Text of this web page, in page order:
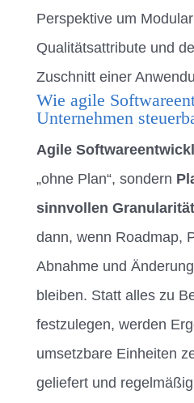
Perspektive um
Qualitätsattribute und
Zuschnitt einer
Wie agile
Unternehmen
Agile
„ohne Plan“, sondern
sinnvollen
dann, wenn Roadmap,
Abnahme und
bleiben. Statt alles zu
festzulegen, werden
umsetzbare Einheiten
geliefert und